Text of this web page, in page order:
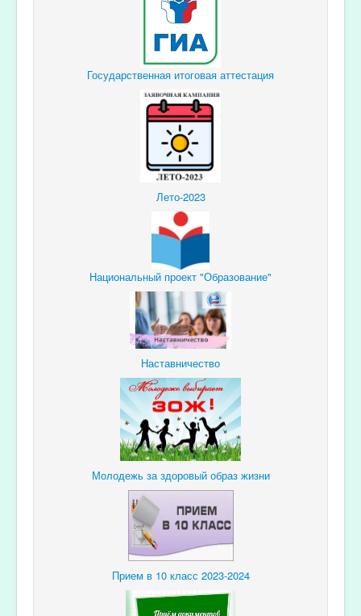
Государственная итоговая аттестация
Лето-2023
Национальный проект "Образование"
Наставничество
Молодежь за здоровый образ жизни
Прием в 10 класс 2023-2024